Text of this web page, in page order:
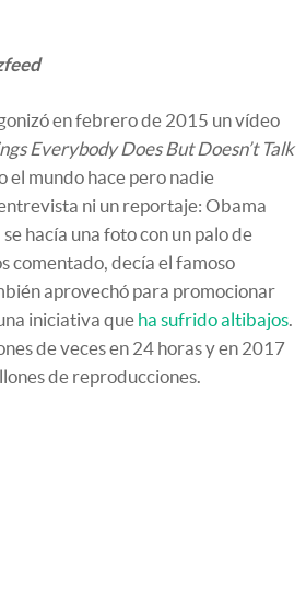
en febrero de 2015 un vídeo
Everybody Does But Doesn’t Talk
el mundo hace pero nadie
ni un reportaje: Obama
hacía una foto con un palo de
comentado, decía el famoso
aprovechó para promocionar
iniciativa que ha sufrido altibajos.
de veces en 24 horas y en 2017
de reproducciones.